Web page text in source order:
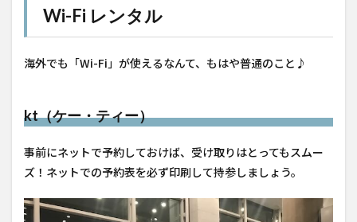
Wi-Fi レンタル
海外でも「Wi-Fi」が使えるなんて、もはや普通のこと♪
kt（ケー・ティー）
事前にネットで予約しておけば、受け取りはとってもスムー
ズ！ネットでの予約表を必ず印刷して持参しましょう。